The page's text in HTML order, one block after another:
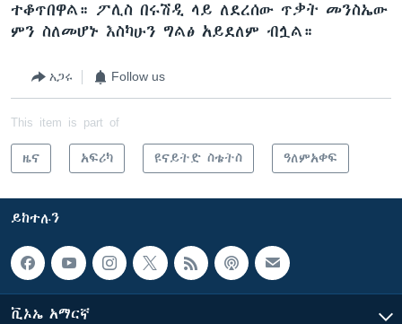
ተቆጥበዋል። ፖሊስ በሩሽዲ ላይ ለደረሰው ጥቃት መንስኤው
ምን ስለመሆኑ እስካሁን ግልፅ አይደለም ብሏል።
አጋሩ Follow us
This item is part of
ዜና አፍሪካ ዩናይትድ ስቴትስ ዓለምአቀፍ
ይከተሉን
ቪኦኤ አማርኛ